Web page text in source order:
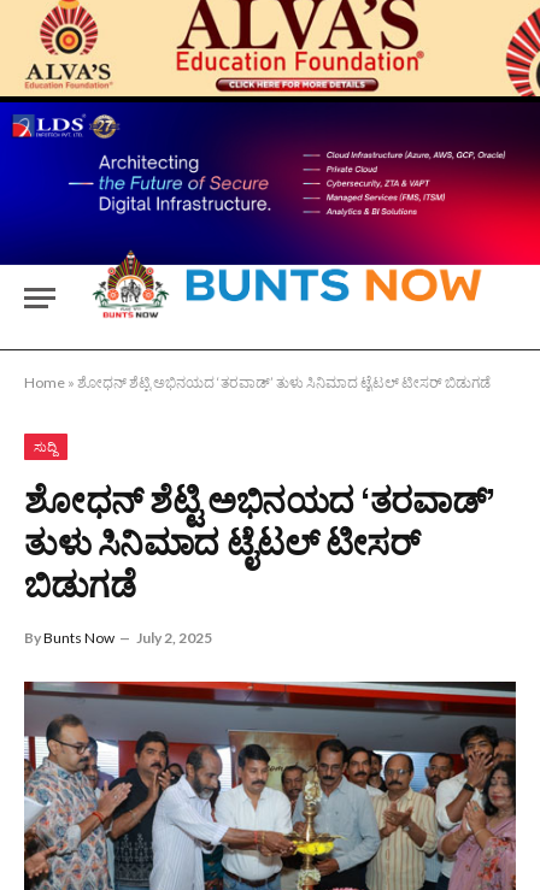
Home » ಶೋಧನ್ ಶೆಟ್ಟಿ ಅಭಿನಯದ ‘ತರವಾಡ್’ ತುಳು ಸಿನಿಮಾದ ಟೈಟಲ್ ಟೀಸರ್ ಬಿಡುಗಡೆ
ಸುದ್ದಿ
ಶೋಧನ್ ಶೆಟ್ಟಿ ಅಭಿನಯದ ‘ತರವಾಡ್’
ತುಳು ಸಿನಿಮಾದ ಟೈಟಲ್ ಟೀಸರ್
ಬಿಡುಗಡೆ
ByBunts Now July 2, 2025